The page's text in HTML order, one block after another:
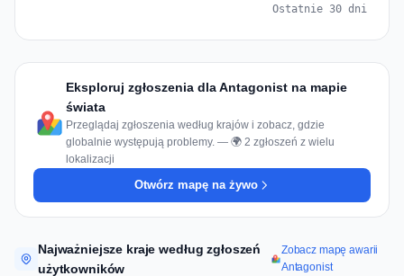
Ostatnie 30 dni
Eksploruj zgłoszenia dla Antagonist na mapie
świata
Przeglądaj zgłoszenia według krajów i zobacz, gdzie
globalnie występują problemy. — 🌍 2 zgłoszeń z wielu
lokalizacji
Otwórz mapę na żywo
Najważniejsze kraje według zgłoszeń
użytkowników
Zobacz mapę awarii
Antagonist